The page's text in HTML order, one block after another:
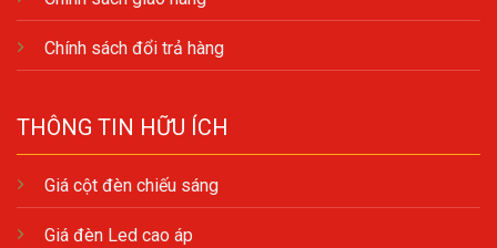
Chính sách đổi trả hàng
THÔNG TIN HỮU ÍCH
Giá cột đèn chiếu sáng
Giá đèn Led cao áp